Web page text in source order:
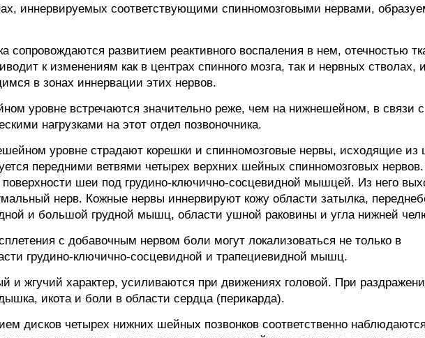
иннервируемых соответствующими спинномозговыми нервами,
сопровождаются развитием реактивного воспаления в нем, отечностью
к изменениям как в центрах спинного мозга, так и нервных стволах,
в зонах иннервации этих нервов.
уровне встречаются значительно реже, чем на нижнешейном, в связи с
нагрузками на этот отдел позвоночника.
уровне страдают корешки и спинномозговые нервы, исходящие из
передними ветвями четырех верхних шейных спинномозговых
поверхности шеи под грудино-ключично-сосцевидной мышцей. Из него
нерв. Кожные нервы иннервируют кожу области затылка,
и большой грудной мышц, области ушной раковины и угла нижней
с добавочным нервом боли могут локализоваться не только в
грудино-ключично-сосцевидной и трапециевидной мышц.
и жгучий характер, усиливаются при движениях головой. При
икота и боли в области сердца (перикарда).
дисков четырех нижних шейных позвонков соответственно наблюдаются